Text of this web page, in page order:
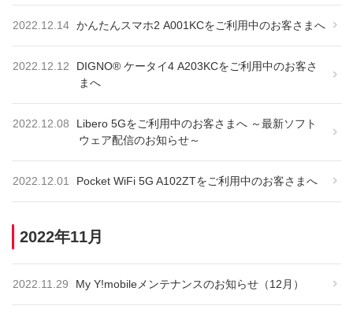
2022.12.14 かんたんスマホ2 A001KCをご利用中のお客さまへ
2022.12.12
DIGNO® ケータイ4 A203KCをご利用中のお客さ
まへ
2022.12.08
Libero 5Gをご利用中のお客さまへ ～最新ソフト
ウェア配信のお知らせ～
2022.12.01 Pocket WiFi 5G A102ZTをご利用中のお客さまへ
2022年11月
2022.11.29 My Y!mobileメンテナンスのお知らせ（12月）